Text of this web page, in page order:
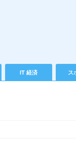
IT 経済 ス